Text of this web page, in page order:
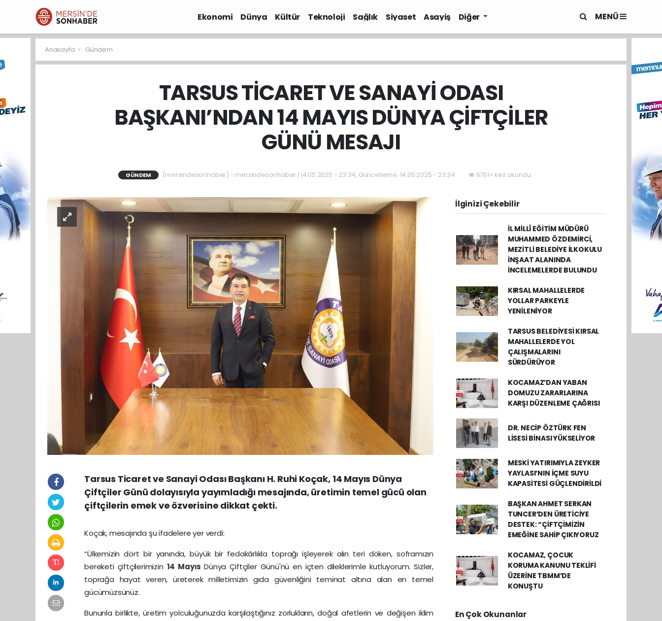
Ekonomi Dünya Kültür Teknoloji Sağlık Siyaset Asayiş Diğer MENÜ
Anasayfa Gündem
TARSUS TİCARET VE SANAYİ ODASI
BAŞKANI’NDAN 14 MAYIS DÜNYA ÇİFTÇİLER
GÜNÜ MESAJI
GÜNDEM (mersindesonhaber) - mersindesonhaber | 14.05.2025 - 23:34, Güncelleme: 14.05.2025 - 23:34 6761+ kez okundu.
Tarsus Ticaret ve Sanayi Odası Başkanı H. Ruhi Koçak, 14 Mayıs Dünya
Çiftçiler Günü dolayısıyla yayımladığı mesajında, üretimin temel gücü olan
çiftçilerin emek ve özverisine dikkat çekti.
Koçak, mesajında şu ifadelere yer verdi:
“Ülkemizin dört bir yanında, büyük bir fedakârlıkla toprağı işleyerek alın teri döken, soframızın
bereketi çiftçilerimizin 14 MayısDünya Çiftçiler Günü'nü en içten dileklerimle kutluyorum. Sizler,
toprağa hayat veren, üreterek milletimizin gıda güvenliğini teminat altına alan en temel
gücümüzsünüz.
Bununla birlikte, üretim yolculuğunuzda karşılaştığınız zorlukların, doğal afetlerin ve değişen iklim
İlginizi Çekebilir
İL MİLLÎ EĞİTİM MÜDÜRÜ
MUHAMMED ÖZDEMİRCİ,
MEZİTLİ BELEDİYE İLKOKULU
İNŞAAT ALANINDA
İNCELEMELERDE BULUNDU
KIRSAL MAHALLELERDE
YOLLAR PARKEYLE
YENİLENİYOR
TARSUS BELEDİYESİ KIRSAL
MAHALLELERDE YOL
ÇALIŞMALARINI
SÜRDÜRÜYOR
KOCAMAZ’DAN YABAN
DOMUZU ZARARLARINA
KARŞI DÜZENLEME ÇAĞRISI
DR. NECİP ÖZTÜRK FEN
LİSESİ BİNASI YÜKSELİYOR
MESKİ YATIRIMIYLA ZEYKER
YAYLASI’NIN İÇME SUYU
KAPASİTESİ GÜÇLENDİRİLDİ
BAŞKAN AHMET SERKAN
TUNCER’DEN ÜRETİCİYE
DESTEK: “ÇİFTÇİMİZİN
EMEĞİNE SAHİP ÇIKIYORUZ
KOCAMAZ, ÇOCUK
KORUMA KANUNU TEKLİFİ
ÜZERİNE TBMM’DE
KONUŞTU
En Çok Okunanlar